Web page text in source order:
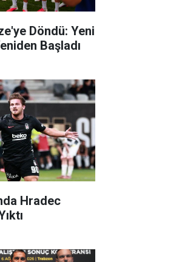
Döndü: Yeni
Başladı
Hradec